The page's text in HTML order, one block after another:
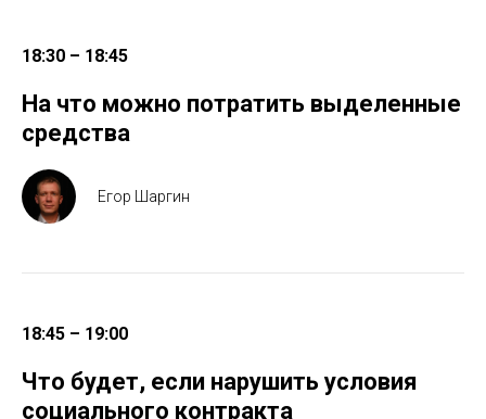
18:30 – 18:45
На что можно потратить выделенные
средства
Егор Шаргин
18:45 – 19:00
Что будет, если нарушить условия
социального контракта